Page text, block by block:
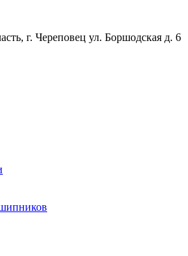
г. Череповец ул. Боршодская д. 6